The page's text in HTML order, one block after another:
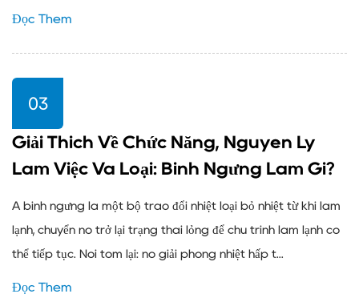
Đọc Thêm
03
Giải Thích Về Chức Năng, Nguyên Lý
Làm Việc Và Loại: Bình Ngưng Làm Gì?
A bình ngưng là một bộ trao đổi nhiệt loại bỏ nhiệt từ khí làm
lạnh, chuyển nó trở lại trạng thái lỏng để chu trình làm lạnh có
thể tiếp tục. Nói tóm lại: nó giải phóng nhiệt hấp t...
Đọc Thêm